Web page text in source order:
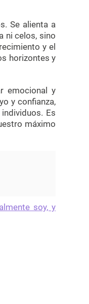
Se alienta a
ni celos, sino
y el
horizontes y
emocional y
y confianza,
Es
máximo
soy, y